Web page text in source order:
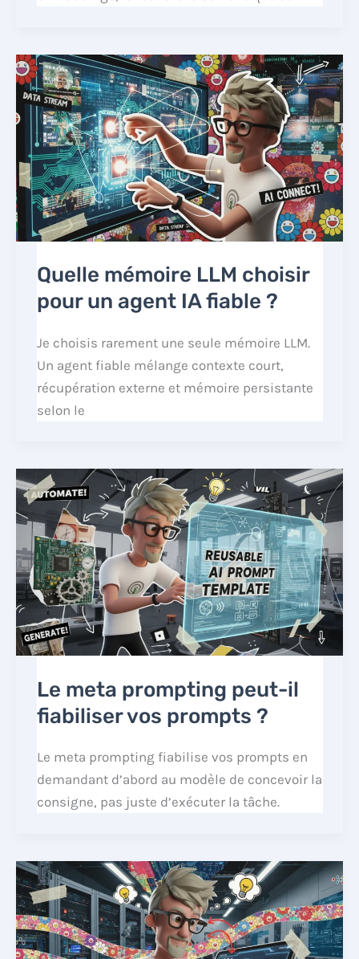
Quelle mémoire LLM choisir
pour un agent IA fiable ?
Je choisis rarement une seule mémoire LLM.
Un agent fiable mélange contexte court,
récupération externe et mémoire persistante
selon le
Le meta prompting peut-il
fiabiliser vos prompts ?
Le meta prompting fiabilise vos prompts en
demandant d’abord au modèle de concevoir la
consigne, pas juste d’exécuter la tâche.